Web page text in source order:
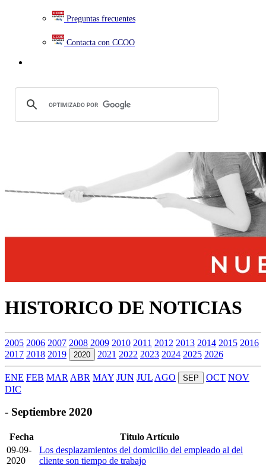
Preguntas frecuentes
Contacta con CCOO
HISTORICO DE NOTICIAS
2005 2006 2007 2008 2009 2010 2011 2012 2013 2014 2015 2016
2017 2018 2019 2020 2021 2022 2023 2024 2025 2026
ENE FEB MAR ABR MAY JUN JUL AGO SEP OCT NOV
DIC
- Septiembre 2020
Fecha
Titulo Artículo
09-09-
2020
Los desplazamientos del domicilio del empleado al del
cliente son tiempo de trabajo